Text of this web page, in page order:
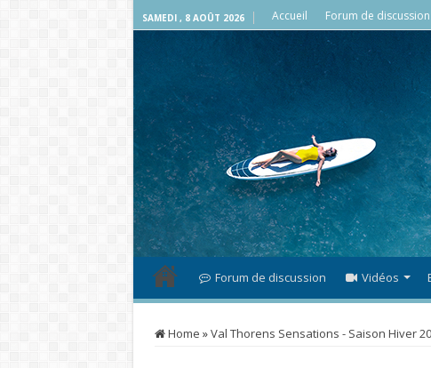
SAMEDI , 8 AOÛT 2026 Accueil Forum de discussion
Forum de discussion Vidéos
Home »Val Thorens Sensations - Saison Hiver